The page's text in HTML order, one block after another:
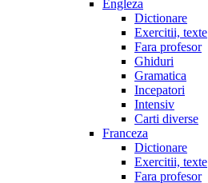
Engleza
Dictionare
Exercitii, texte
Fara profesor
Ghiduri
Gramatica
Incepatori
Intensiv
Carti diverse
Franceza
Dictionare
Exercitii, texte
Fara profesor